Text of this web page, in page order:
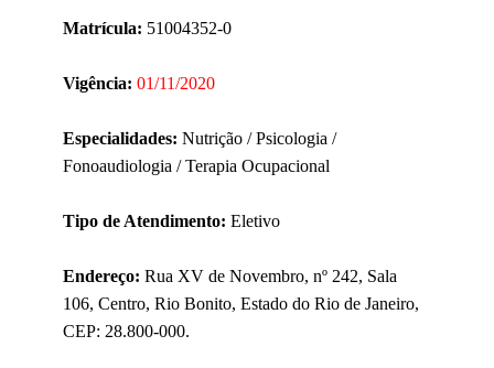
Matrícula: 51004352-0
Vigência: 01/11/2020
Especialidades: Nutrição / Psicologia /
Fonoaudiologia / Terapia Ocupacional
Tipo de Atendimento: Eletivo
Endereço: Rua XV de Novembro, nº 242, Sala
106, Centro, Rio Bonito, Estado do Rio de Janeiro,
CEP: 28.800-000.